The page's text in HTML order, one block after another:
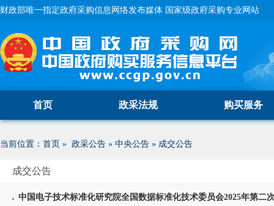
财政部唯一指定政府采购信息网络发布媒体 国家级政府采购专业网站
首页 政采法规 购买服务
当前位置： 首页 » 政采公告 » 中央公告 » 成交公告
成交公告
中国电子技术标准化研究院全国数据标准化技术委员会2025年第二